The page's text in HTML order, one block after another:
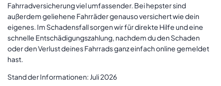
Fahrradversicherung viel umfassender. Bei hepster sind
außerdem geliehene Fahrräder genauso versichert wie dein
eigenes. Im Schadensfall sorgen wir für direkte Hilfe und eine
schnelle Entschädigungszahlung, nachdem du den Schaden
oder den Verlust deines Fahrrads ganz einfach online gemeldet
hast.
Stand der Informationen: Juli 2026